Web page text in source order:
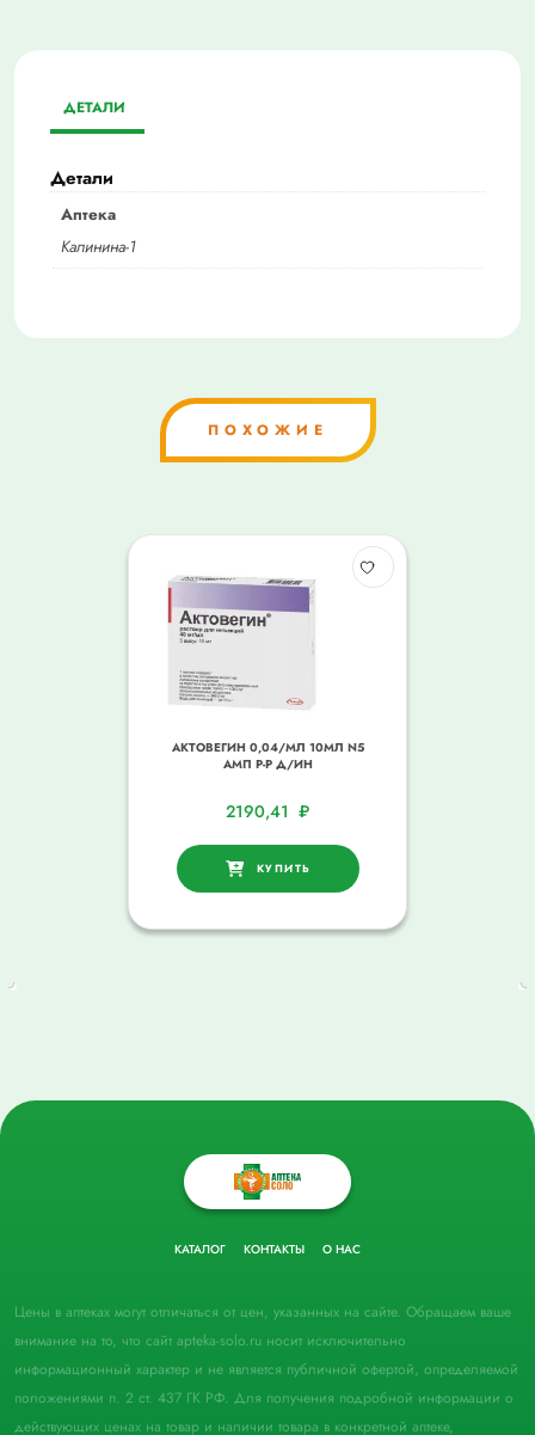
ДЕТАЛИ
Детали
Аптека
Калинина-1
ПОХОЖИЕ
АКТОВЕГИН 0,04/МЛ 10МЛ N5
АМП Р-Р Д/ИН
2190,41 ₽
КУПИТЬ
КАТАЛОГ КОНТАКТЫ О НАС
Цены в аптеках могут отличаться от цен, указанных на сайте. Обращаем ваше
внимание на то, что сайт apteka-solo.ru носит исключительно
информационный характер и не является публичной офертой, определяемой
положениями п. 2 ст. 437 ГК РФ. Для получения подробной информации о
действующих ценах на товар и наличии товара в конкретной аптеке,